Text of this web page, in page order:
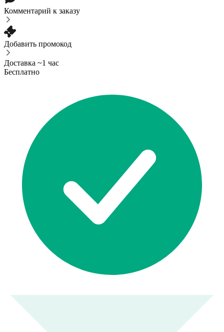
Комментарий к заказу
Добавить промокод
Доставка ~1 час
Бесплатно